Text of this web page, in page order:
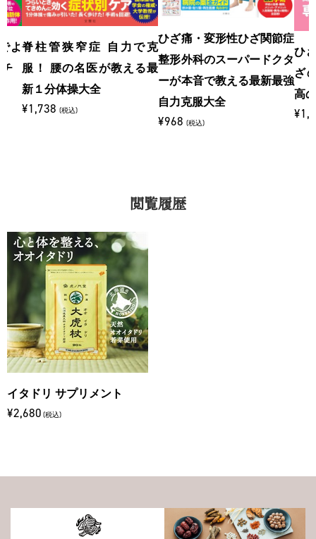
よ脊柱管狭窄症 自力で克
服！ 腰の名医が教える最
新１分体操大全
¥1,738(税込)
ひざ痛・変形性ひざ関節症
整形外科のスーパードクタ
ーが本音で教える最新最強
自力克服大全
¥968(税込)
ひ
ざ
高
閲覧履歴
イタドリ サプリメント
¥2,680 (税込)